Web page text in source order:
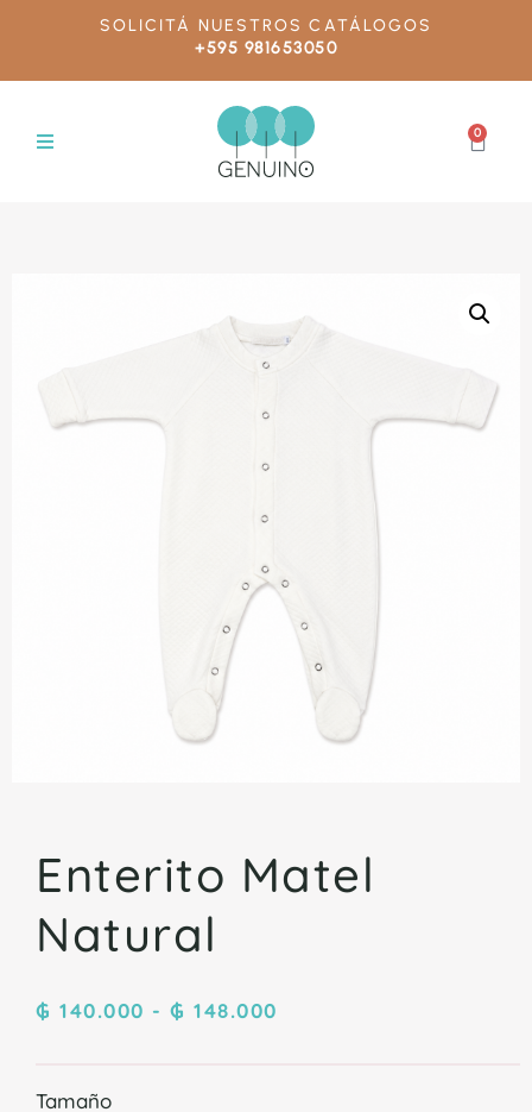
SOLICITÁ NUESTROS CATÁLOGOS
+595 981653050
0
Enterito Matel
Natural
₲ 140.000 - ₲ 148.000
Tamaño